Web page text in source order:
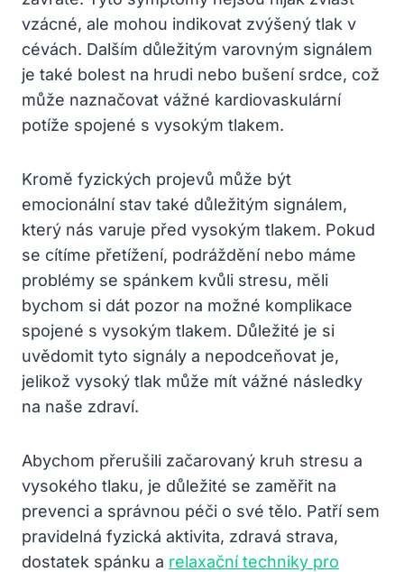
vzácné, ale mohou indikovat zvýšený tlak v
cévách. Dalším důležitým varovným signálem
je také bolest na hrudi nebo bušení srdce, což
může naznačovat vážné kardiovaskulární
potíže spojené s vysokým tlakem.
Kromě fyzických projevů může být
emocionální stav také důležitým signálem,
který nás varuje před vysokým tlakem. Pokud
se cítíme přetížení, podráždění nebo máme
problémy se spánkem kvůli stresu, měli
bychom si dát pozor na možné komplikace
spojené s vysokým tlakem. Důležité je si
uvědomit tyto signály a nepodceňovat je,
jelikož vysoký tlak může mít vážné následky
na naše zdraví.
Abychom přerušili začarovaný kruh stresu a
vysokého tlaku, je důležité se zaměřit na
prevenci a správnou péči o své tělo. Patří sem
pravidelná fyzická aktivita, zdravá strava,
dostatek spánku a relaxační techniky pro